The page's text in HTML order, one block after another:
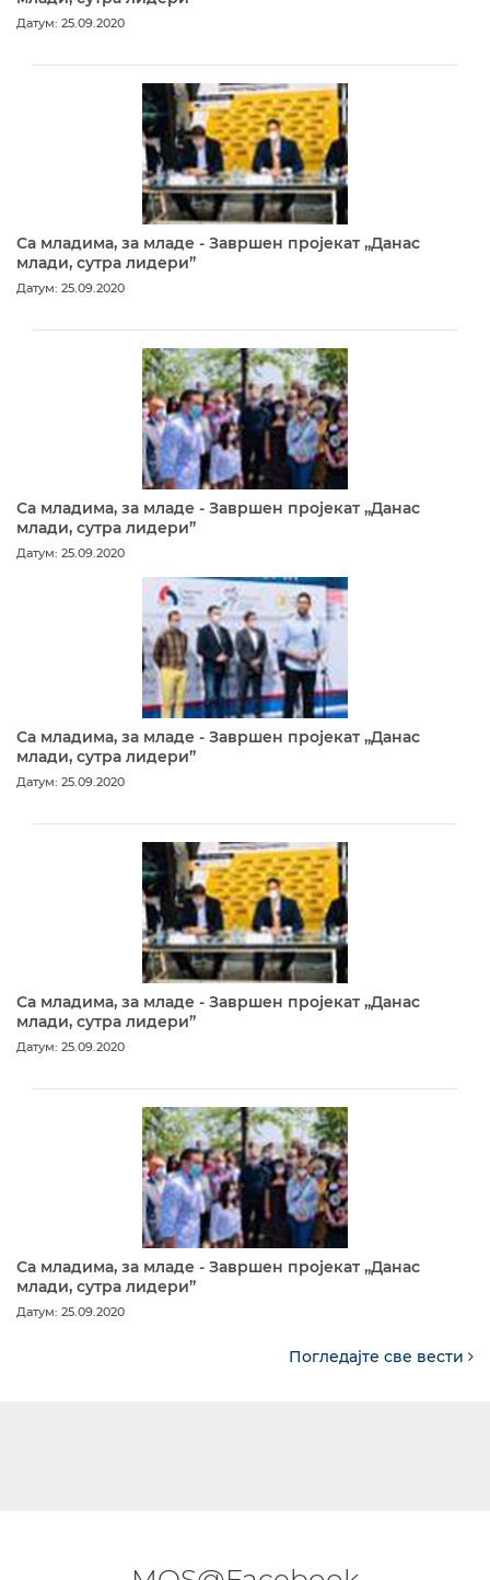
Датум: 25.09.2020
Са младима, за младе - Завршен пројекат „Данас
млади, сутра лидери”
Датум: 25.09.2020
Са младима, за младе - Завршен пројекат „Данас
млади, сутра лидери”
Датум: 25.09.2020
Са младима, за младе - Завршен пројекат „Данас
млади, сутра лидери”
Датум: 25.09.2020
Са младима, за младе - Завршен пројекат „Данас
млади, сутра лидери”
Датум: 25.09.2020
Са младима, за младе - Завршен пројекат „Данас
млади, сутра лидери”
Датум: 25.09.2020
Погледајте све вести